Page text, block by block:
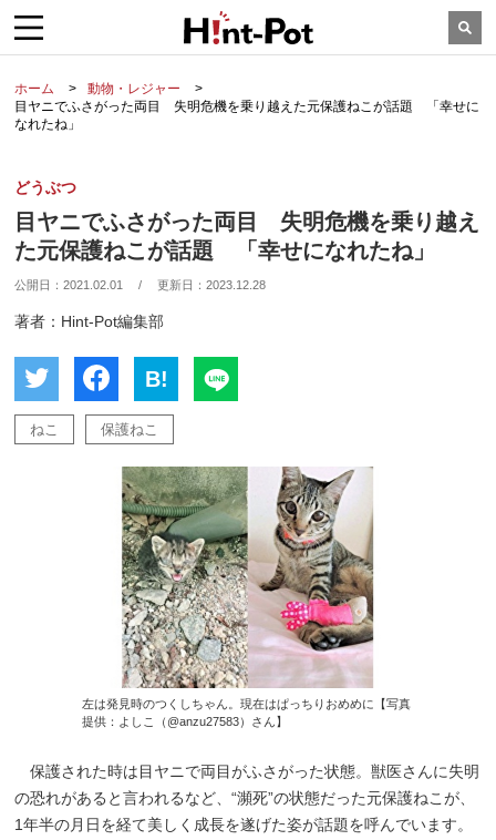
ホーム
動物・レジャー
目ヤニでふさがった両目 失明危機を乗り越えた元保護ねこが話題 「幸せに
なれたね」
どうぶつ
目ヤニでふさがった両目 失明危機を乗り越え
た元保護ねこが話題 「幸せになれたね」
公開日：2021.02.01 / 更新日：2023.12.28
著者：Hint-Pot編集部
B!
ねこ 保護ねこ
左は発見時のつくしちゃん。現在はぱっちりおめめに【写真
提供：よしこ（@anzu27583）さん】
保護された時は目ヤニで両目がふさがった状態。獣医さんに失明
の恐れがあると言われるなど、“瀕死”の状態だった元保護ねこが、
1年半の月日を経て美しく成長を遂げた姿が話題を呼んでいます。